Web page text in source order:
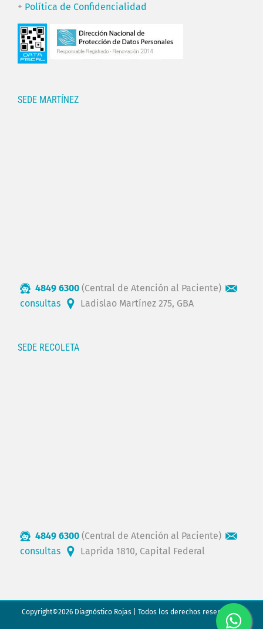
+ Política de Confidencialidad
SEDE MARTÍNEZ
4849 6300 (Central de Atención al Paciente)
consultas
Ladislao Martínez 275, GBA
SEDE RECOLETA
4849 6300 (Central de Atención al Paciente)
consultas
Laprida 1810, Capital Federal
Copyright©2026 Diagnóstico Rojas | Todos los derechos reservados.